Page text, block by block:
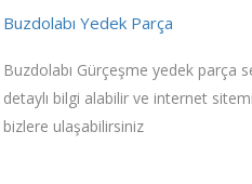
Buzdolabı Yedek Parça
Buzdolabı Gürçeşme yedek parça
detaylı bilgi alabilir ve internet
bizlere ulaşabilirsiniz